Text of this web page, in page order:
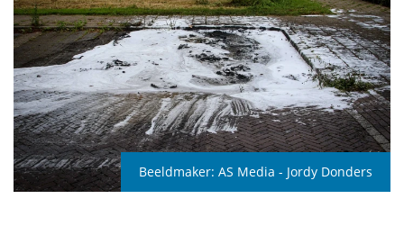
Beeldmaker: AS Media - Jordy Donders